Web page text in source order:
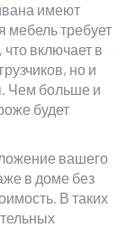
имеют
мебель требует
включает в
но и
Чем больше и
будет
вашего
в доме без
В таких